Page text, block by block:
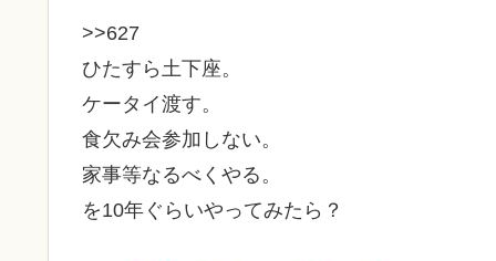
>>627
ひたすら土下座。
ケータイ渡す。
食欠み会参加しない。
家事等なるべくやる。
を10年ぐらいやってみたら？